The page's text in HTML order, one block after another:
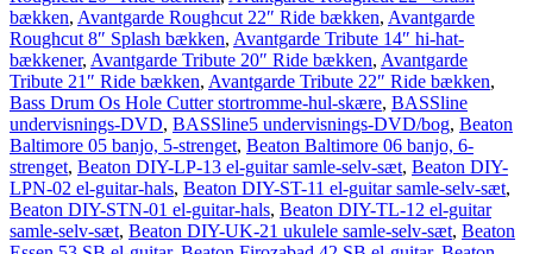
bækken, Avantgarde Roughcut 22″ Ride bækken, Avantgarde
Roughcut 8″ Splash bækken, Avantgarde Tribute 14″ hi-hat-
bækkener, Avantgarde Tribute 20″ Ride bækken, Avantgarde
Tribute 21″ Ride bækken, Avantgarde Tribute 22″ Ride bækken,
Bass Drum Os Hole Cutter stortromme-hul-skære, BASSline
undervisnings-DVD, BASSline5 undervisnings-DVD/bog, Beaton
Baltimore 05 banjo, 5-strenget, Beaton Baltimore 06 banjo, 6-
strenget, Beaton DIY-LP-13 el-guitar samle-selv-sæt, Beaton DIY-
LPN-02 el-guitar-hals, Beaton DIY-ST-11 el-guitar samle-selv-sæt,
Beaton DIY-STN-01 el-guitar-hals, Beaton DIY-TL-12 el-guitar
samle-selv-sæt, Beaton DIY-UK-21 ukulele samle-selv-sæt, Beaton